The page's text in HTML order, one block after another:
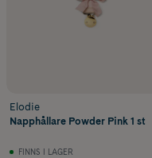
Elodie
Napphållare Powder Pink 1 st
FINNS I LAGER